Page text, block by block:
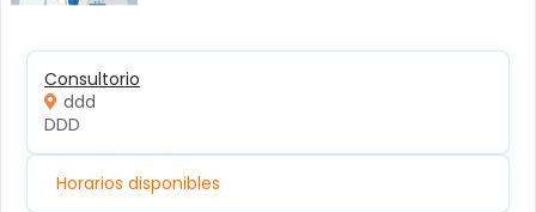
Consultorio
ddd
DDD
Horarios disponibles